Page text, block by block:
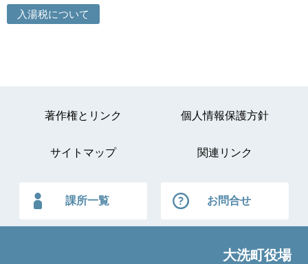
入湯税について
著作権とリンク 個人情報保護方針
サイトマップ 関連リンク
課所一覧 お問合せ
大洗町役場